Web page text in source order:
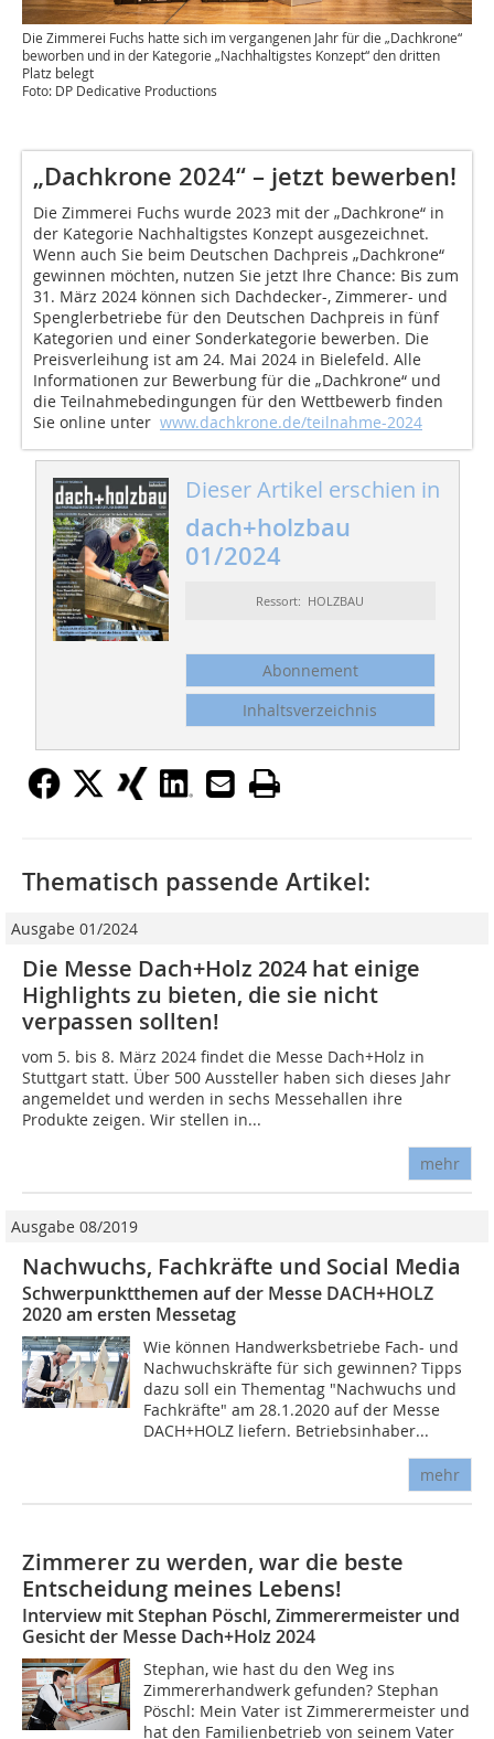
Die Zimmerei Fuchs hatte sich im vergangenen Jahr für die „Dachkrone“
beworben und in der Kategorie „Nachhaltigstes Konzept“ den dritten
Platz belegt
Foto: DP Dedicative Productions
„Dachkrone 2024“ – jetzt bewerben!
Die Zimmerei Fuchs wurde 2023 mit der „Dachkrone“ in
der Kategorie Nachhaltigstes Konzept ausgezeichnet.
Wenn auch Sie beim Deutschen Dachpreis „Dachkrone“
gewinnen möchten, nutzen Sie jetzt Ihre Chance: Bis zum
31. März 2024 können sich Dachdecker-, Zimmerer- und
Spenglerbetriebe für den Deutschen Dachpreis in fünf
Kategorien und einer Sonderkategorie bewerben. Die
Preisverleihung ist am 24. Mai 2024 in Bielefeld. Alle
Informationen zur Bewerbung für die „Dachkrone“ und
die Teilnahmebedingungen für den Wettbewerb finden
Sie online unter www.dachkrone.de/teilnahme-2024
Dieser Artikel erschien in
dach+holzbau
01/2024
Ressort: HOLZBAU
Abonnement
Inhaltsverzeichnis
Thematisch passende Artikel:
Ausgabe 01/2024
Die Messe Dach+Holz 2024 hat einige
Highlights zu bieten, die sie nicht
verpassen sollten!
vom 5. bis 8. März 2024 findet die Messe Dach+Holz in
Stuttgart statt. Über 500 Aussteller haben sich dieses Jahr
angemeldet und werden in sechs Messehallen ihre
Produkte zeigen. Wir stellen in...
mehr
Ausgabe 08/2019
Nachwuchs, Fachkräfte und Social Media
Schwerpunktthemen auf der Messe DACH+HOLZ
2020 am ersten Messetag
Wie können Handwerksbetriebe Fach- und
Nachwuchskräfte für sich gewinnen? Tipps
dazu soll ein Thementag "Nachwuchs und
Fachkräfte" am 28.1.2020 auf der Messe
DACH+HOLZ liefern. Betriebsinhaber...
mehr
Zimmerer zu werden, war die beste
Entscheidung meines Lebens!
Interview mit Stephan Pöschl, Zimmerermeister und
Gesicht der Messe Dach+Holz 2024
Stephan, wie hast du den Weg ins
Zimmererhandwerk gefunden? Stephan
Pöschl: Mein Vater ist Zimmerermeister und
hat den Familienbetrieb von seinem Vater